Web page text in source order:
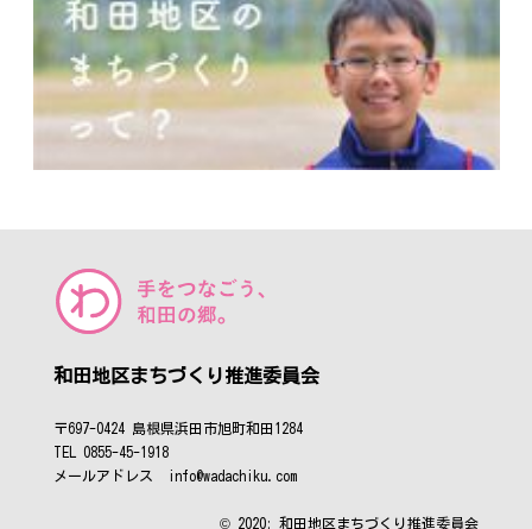
和田地区まちづくり推進委員会
〒697-0424 島根県浜田市旭町和田1284
TEL 0855-45-1918
メールアドレス info@wadachiku.com
© 2020; 和田地区まちづくり推進委員会